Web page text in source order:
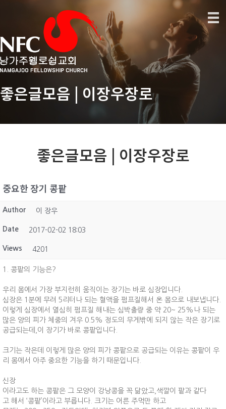
좋은글모음 | 이장우장로
좋은글모음 | 이장우장로
중요한 장기 콩팥
Author 이 장우
Date 2017-02-02 18:03
Views 4201
1. 콩팥의 기능은?
우리 몸에서 가장 부지런히 움직이는 장기는 바로 심장입니다.
심장은 1분에 무려 5리터나 되는 혈액을 펌프질해서 온 몸으로 내보냅니다.
이렇게 심장에서 열심히 펌프질 해내는 심박출량 중 약 20~ 25%나 되는
많은 양의 피가 체중의 겨우 0.5% 정도의 무게밖에 되지 않는 작은 장기로
공급되는데,이 장기가 바로 콩팥입니다.
크기는 작은데 이렇게 많은 양의 피가 콩팥으로 공급되는 이유는 콩팥이 우
리 몸에서 아주 중요한 기능을 하기 때문입니다.
신장
이라고도 하는 콩팥은 그 모양이 강낭콩을 꼭 닮았고,색깔이 팥과 같다
고 해서 ‘콩팥’이라고 부릅니다. 크기는 어른 주먹만 하고